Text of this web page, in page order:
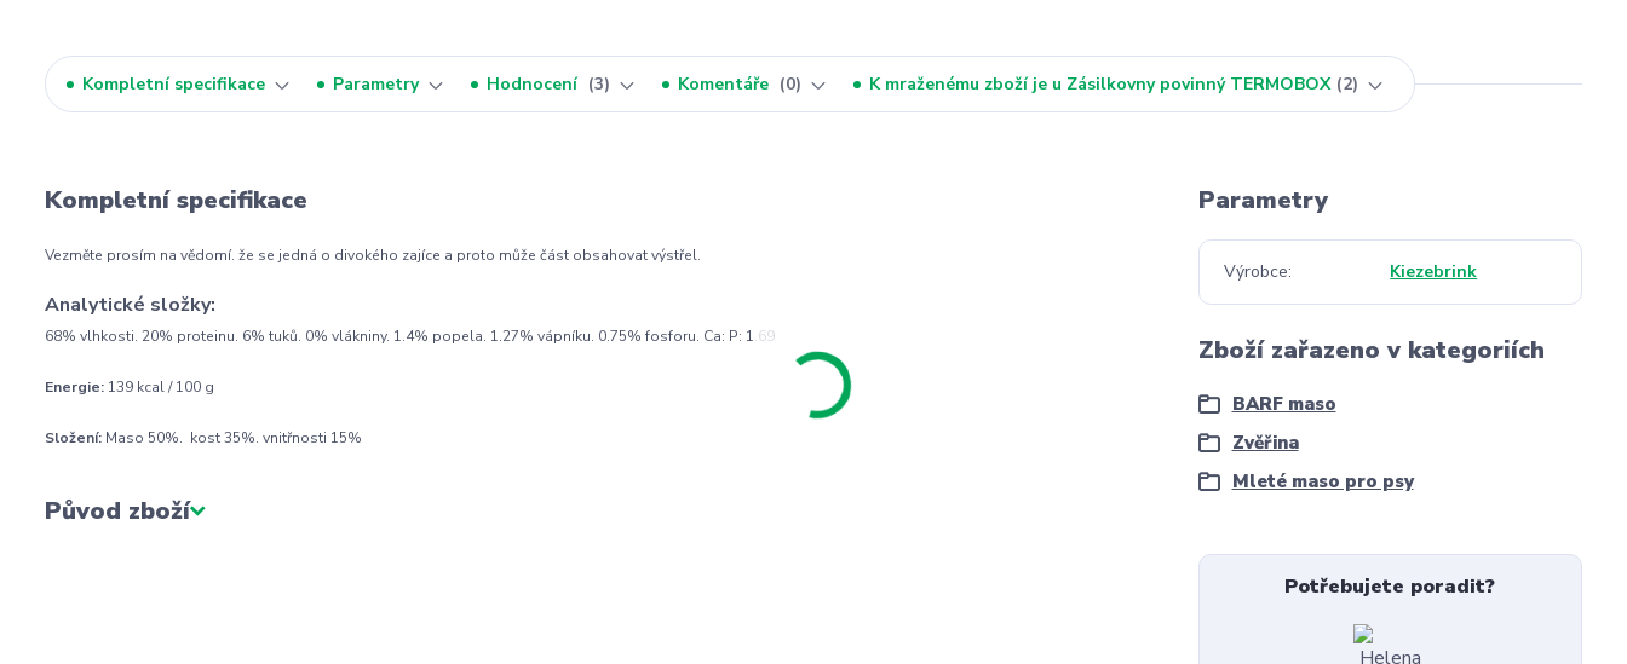
Kompletní specifikace Parametry Hodnocení 3 Komentáře 0 K mraženému zboží je u Zásilkovny povinný TERMOBOX 2
Kompletní specifikace
Vezměte prosím na vědomí. že se jedná o divokého zajíce a proto může část obsahovat výstřel.
Analytické složky:
68% vlhkosti. 20% proteinu. 6% tuků. 0% vlákniny. 1.4% popela. 1.27% vápníku. 0.75% fosforu. Ca: P: 1.69
Energie: 139 kcal / 100 g
Složení: Maso 50%. kost 35%. vnitřnosti 15%
Původ zboží
Parametry
Výrobce Kiezebrink
Zboží zařazeno v kategoriích
BARF maso
Zvěřina
Mleté maso pro psy
Potřebujete poradit?